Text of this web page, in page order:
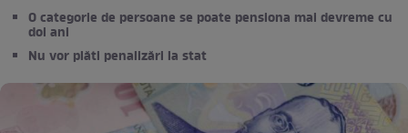
O categorie de persoane se poate pensiona mai devreme cu
doi ani
Nu vor plăti penalizări la stat